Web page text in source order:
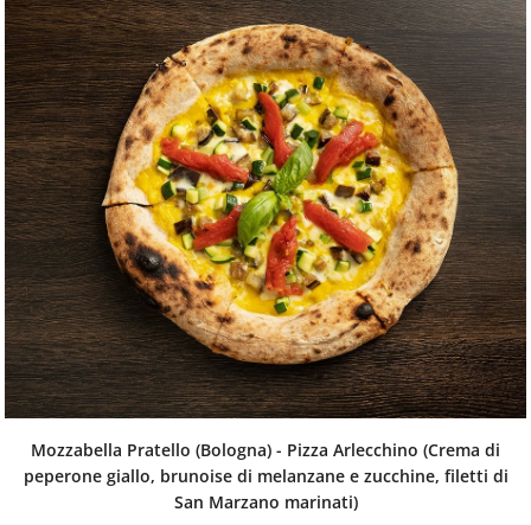
Mozzabella Pratello (Bologna) - Pizza Arlecchino (Crema di
peperone giallo, brunoise di melanzane e zucchine, filetti di
San Marzano marinati)